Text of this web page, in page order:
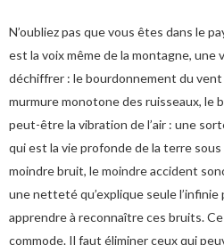
N’oubliez pas que vous êtes dans le
est la voix même de la montagne, une
déchiffrer : le bourdonnement du
murmure monotone des ruisseaux, le
peut-être la vibration de l’air : une
qui est la vie profonde de la terre
moindre bruit, le moindre accident
une netteté qu’explique seule l’infinie
apprendre à reconnaître ces bruits.
commode. Il faut éliminer ceux qui